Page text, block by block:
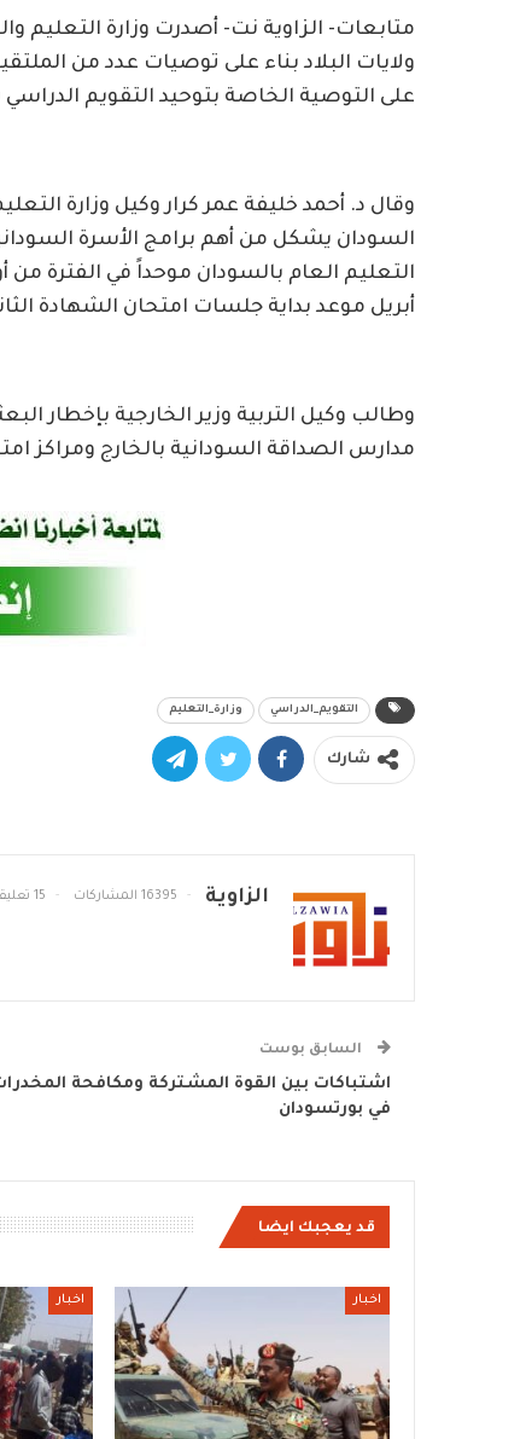
متابعات- الزاوية نت- أصدرت وزارة التعليم
ولايات البلاد بناء على توصيات عدد من
على التوصية الخاصة بتوحيد التقويم الدراسي
وقال د. أحمد خليفة عمر كرار وكيل وزارة
السودان يشكل من أهم برامج الأسرة
أبريل موعد بداية جلسات امتحان الشهادة
وطالب وكيل التربية وزير الخارجية بإخطار
مدارس الصداقة السودانية بالخارج ومراكز
التقويم_الدراسي وزارة_التعليم
شارك
الزاوية 16395 المشاركات 15 تعليقات
السابق بوست
اشتباكات بين القوة المشتركة ومكافحة
في بورتسودان
قد يعجبك ايضا
اخبار اخبار